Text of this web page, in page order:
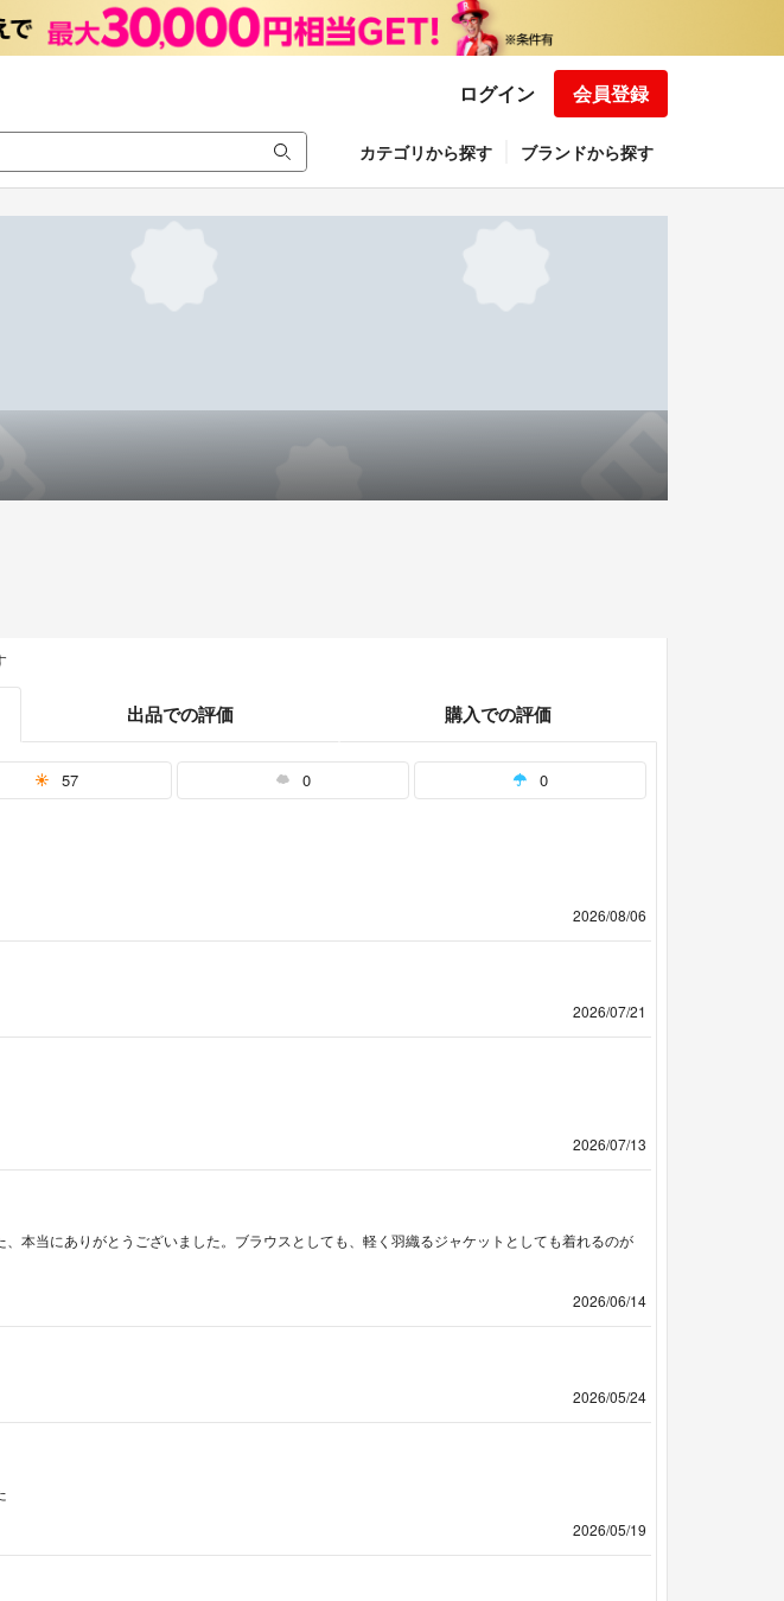
ログイン 会員登録
カテゴリから探す ブランドから探す
出品での評価 購入での評価
57 0 0
2026/08/06
2026/07/21
2026/07/13
、本当にありがとうございました。ブラウスとしても、軽く羽織るジャケットとしても着れるのが
2026/06/14
2026/05/24
2026/05/19